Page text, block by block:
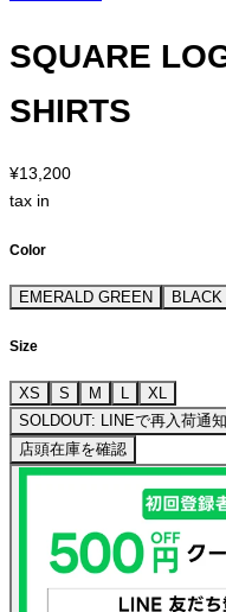
SQUARE
SHIRTS
¥13,200
tax in
Color
EMERALD GREEN BLACK
Size
XS S M L
XL
SOLDOUT: LINEで再入荷通知
店頭在庫を確認